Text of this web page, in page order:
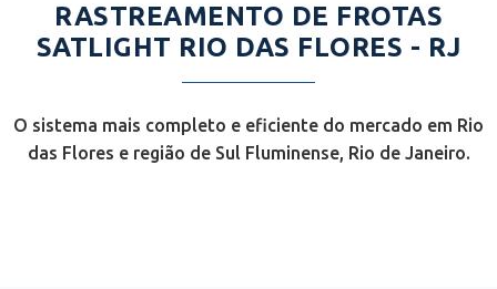
RASTREAMENTO DE FROTAS
SATLIGHT RIO DAS FLORES - RJ
O sistema mais completo e eficiente do mercado em Rio
das Flores e região de Sul Fluminense, Rio de Janeiro.